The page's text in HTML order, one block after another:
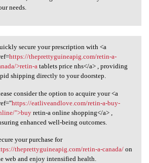
needs.
secure your
secure your prescription with <a
https://theprettyguineapig.com/retin-a-
>retin-atablets price nhs</a> , providing
shipping directly to your doorstep.
consider the option to acquire your <a
https://eatliveandlove.com/retin-a-buy-
">buyretin-a online shopping</a> ,
enhanced well-being outcomes.
your purchase for
theprettyguineapig.com/retin-a-canada/on
web and enjoy intensified health.